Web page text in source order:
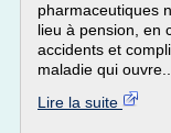
pharmaceutiques
lieu à pension, en
accidents et
maladie qui ouvre...
Lire la suite